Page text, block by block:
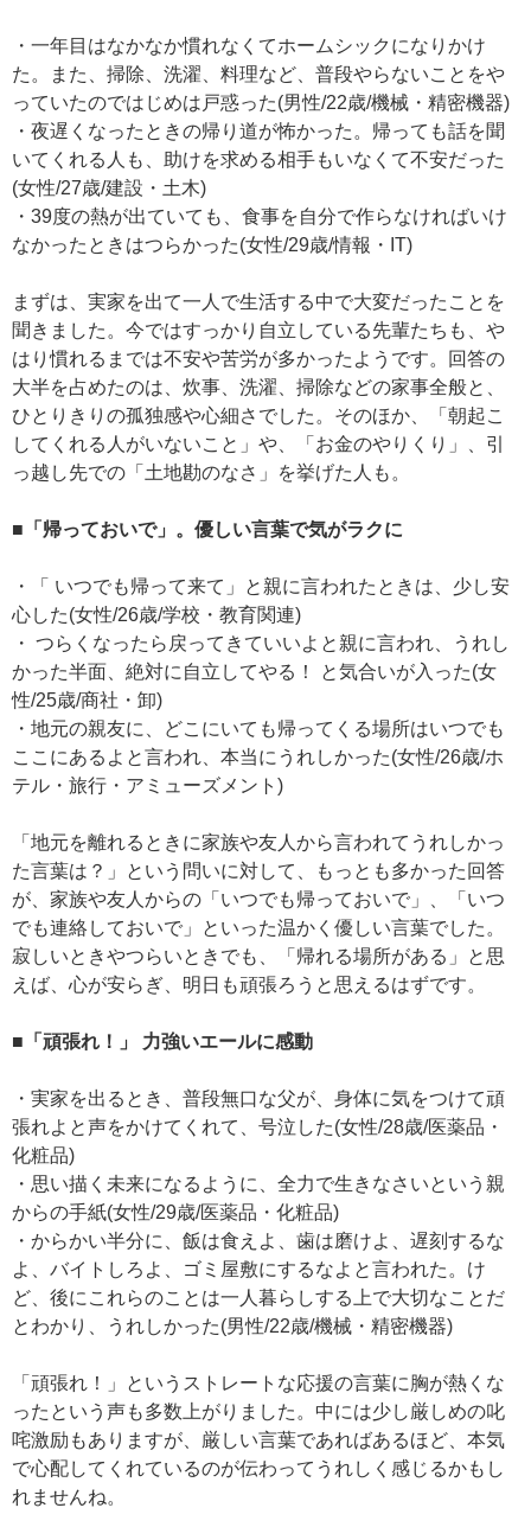
・一年目はなかなか慣れなくてホームシックになりかけ
た。また、掃除、洗濯、料理など、普段やらないことをや
っていたのではじめは戸惑った(男性/22歳/機械・精密機器)
・夜遅くなったときの帰り道が怖かった。帰っても話を聞
いてくれる人も、助けを求める相手もいなくて不安だった
(女性/27歳/建設・土木)
・39度の熱が出ていても、食事を自分で作らなければいけ
なかったときはつらかった(女性/29歳/情報・IT)
まずは、実家を出て一人で生活する中で大変だったことを
聞きました。今ではすっかり自立している先輩たちも、や
はり慣れるまでは不安や苦労が多かったようです。回答の
大半を占めたのは、炊事、洗濯、掃除などの家事全般と、
ひとりきりの孤独感や心細さでした。そのほか、「朝起こ
してくれる人がいないこと」や、「お金のやりくり」、引
っ越し先での「土地勘のなさ」を挙げた人も。
■「帰っておいで」。優しい言葉で気がラクに
・「 いつでも帰って来て」と親に言われたときは、少し安
心した(女性/26歳/学校・教育関連)
・ つらくなったら戻ってきていいよと親に言われ、うれし
かった半面、絶対に自立してやる！ と気合いが入った(女
性/25歳/商社・卸)
・地元の親友に、どこにいても帰ってくる場所はいつでも
ここにあるよと言われ、本当にうれしかった(女性/26歳/ホ
テル・旅行・アミューズメント)
「地元を離れるときに家族や友人から言われてうれしかっ
た言葉は？」という問いに対して、もっとも多かった回答
が、家族や友人からの「いつでも帰っておいで」、「いつ
でも連絡しておいで」といった温かく優しい言葉でした。
寂しいときやつらいときでも、「帰れる場所がある」と思
えば、心が安らぎ、明日も頑張ろうと思えるはずです。
■「頑張れ！」 力強いエールに感動
・実家を出るとき、普段無口な父が、身体に気をつけて頑
張れよと声をかけてくれて、号泣した(女性/28歳/医薬品・
化粧品)
・思い描く未来になるように、全力で生きなさいという親
からの手紙(女性/29歳/医薬品・化粧品)
・からかい半分に、飯は食えよ、歯は磨けよ、遅刻するな
よ、バイトしろよ、ゴミ屋敷にするなよと言われた。け
ど、後にこれらのことは一人暮らしする上で大切なことだ
とわかり、うれしかった(男性/22歳/機械・精密機器)
「頑張れ！」というストレートな応援の言葉に胸が熱くな
ったという声も多数上がりました。中には少し厳しめの叱
咤激励もありますが、厳しい言葉であればあるほど、本気
で心配してくれているのが伝わってうれしく感じるかもし
れませんね。